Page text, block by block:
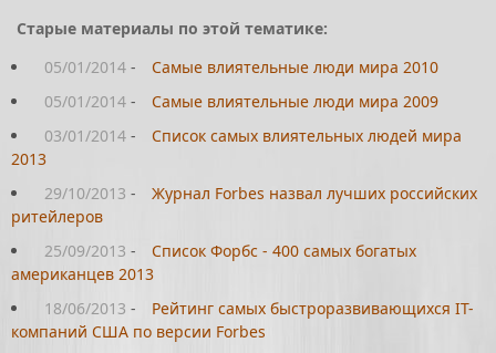
Старые материалы по этой тематике:
05/01/2014 -
Самые влиятельные люди мира 2010
05/01/2014 -
Самые влиятельные люди мира 2009
03/01/2014 -
Список самых влиятельных людей мира
2013
29/10/2013 -
Журнал Forbes назвал лучших российских
ритейлеров
25/09/2013 -
Список Форбс - 400 самых богатых
американцев 2013
18/06/2013 -
Рейтинг самых быстроразвивающихся IT-
компаний США по версии Forbes